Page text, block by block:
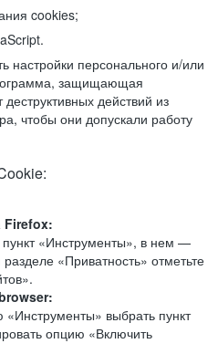
cookies;
настройки персонального и/или
защищающая
действий из
чтобы они допускали работу
Firefox:
«Инструменты», в нем —
«Приватность» отметьте
выбрать пункт
опцию «Включить